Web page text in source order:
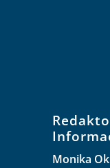
Monika